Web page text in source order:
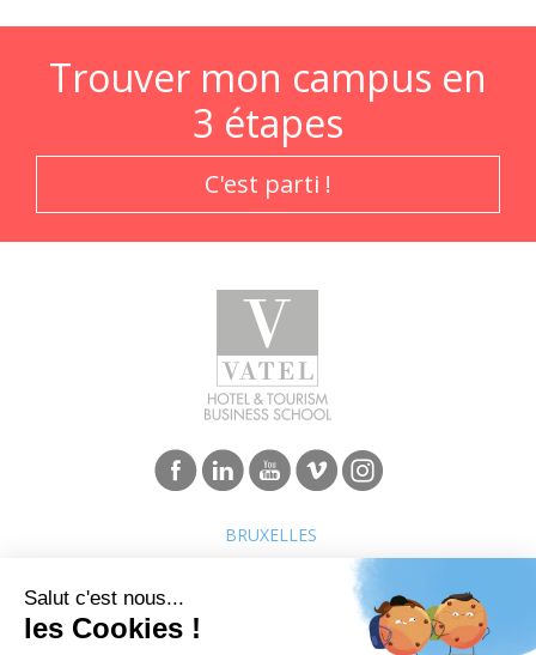
Trouver mon campus en
3 étapes
C'est parti !
BRUXELLES
Programmes
1er cycle - Bachelor
Carrières et réseau
Métiers de l’hôtellerie tourisme